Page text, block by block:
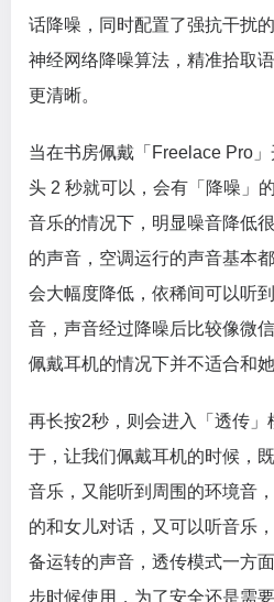
话降噪，同时配置了强抗干扰
神经网络降噪算法，精准拾取
更清晰。
当在书房佩戴「Freelace Pro
头 2 秒就可以，会有「降噪」
音乐的情况下，明显噪音降低
的声音，空调运行的声音基本
会大幅度降低，依稀间可以听
音，声音经过降噪后比较像微
佩戴耳机的情况下并不适合和
再长按2秒，则会进入「透传」
于，让我们佩戴耳机的时候，
音乐，又能听到周围的环境音
的和女儿对话，又可以听音乐
备运转的声音，透传模式一方
步时候使用，为了安全还是需